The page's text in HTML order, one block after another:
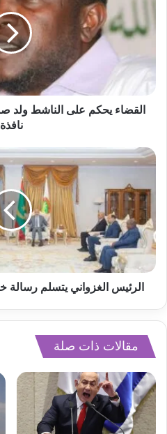
نافذة
الرئيس الغزواني يتسلم
مقالات ذات صلة